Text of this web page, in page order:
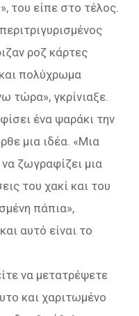
του είπε στο τέλος.
ροζ κάρτες
πολύχρωμα
τώρα», γκρίνιαξε.
ένα ψαράκι την
μια ιδέα. «Μια
ζωγραφίζει μια
του χακί και του
πάπια»,
αυτό είναι το
να μετατρέψετε
και χαριτωμένο